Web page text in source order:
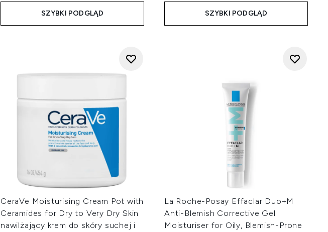
SZYBKI PODGLĄD SZYBKI PODGLĄD
CeraVe Moisturising Cream Pot with
Ceramides for Dry to Very Dry Skin
nawilżający krem do skóry suchej i
La Roche-Posay Effaclar Duo+M
Anti-Blemish Corrective Gel
Moisturiser for Oily, Blemish-Prone